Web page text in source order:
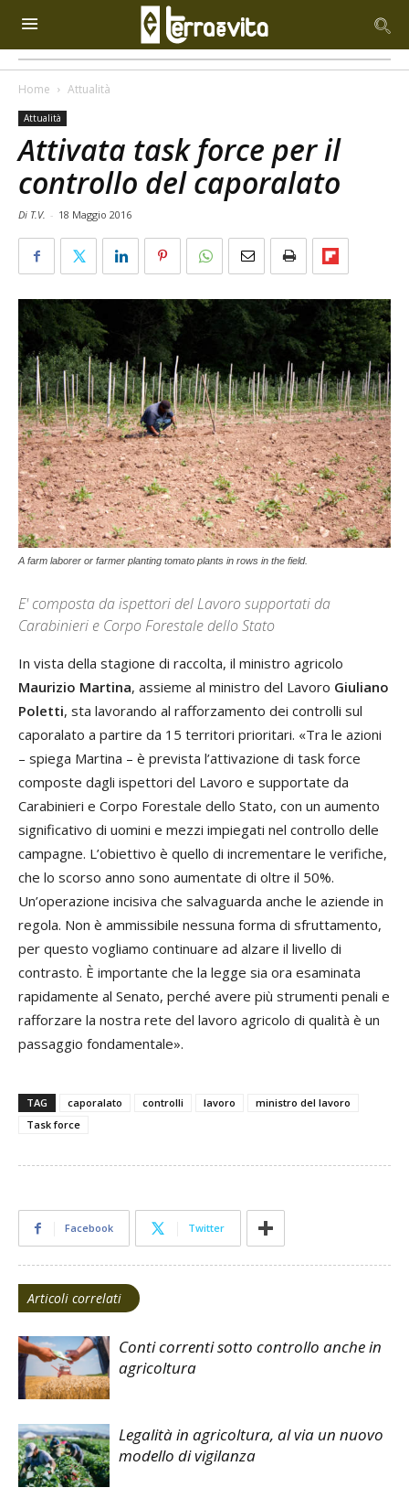
Home Attualità
Attualità
Attivata task force per il
controllo del caporalato
Di T.V. - 18 Maggio 2016
A farm laborer or farmer planting tomato plants in rows in the field.
E' composta da ispettori del Lavoro supportati da
Carabinieri e Corpo Forestale dello Stato
In vista della stagione di raccolta, il ministro agricolo
Maurizio Martina, assieme al ministro del Lavoro Giuliano
Poletti, sta lavorando al rafforzamento dei controlli sul
caporalato a partire da 15 territori prioritari. «Tra le azioni
– spiega Martina – è prevista l’attivazione di task force
composte dagli ispettori del Lavoro e supportate da
Carabinieri e Corpo Forestale dello Stato, con un aumento
significativo di uomini e mezzi impiegati nel controllo delle
campagne. L’obiettivo è quello di incrementare le verifiche,
che lo scorso anno sono aumentate di oltre il 50%.
Un’operazione incisiva che salvaguarda anche le aziende in
regola. Non è ammissibile nessuna forma di sfruttamento,
per questo vogliamo continuare ad alzare il livello di
contrasto. È importante che la legge sia ora esaminata
rapidamente al Senato, perché avere più strumenti penali e
rafforzare la nostra rete del lavoro agricolo di qualità è un
passaggio fondamentale».
TAG caporalato controlli lavoro
ministro del lavoro
Task force
Facebook Twitter
Articoli correlati
Conti correnti sotto controllo anche in
agricoltura
Legalità in agricoltura, al via un nuovo
modello di vigilanza